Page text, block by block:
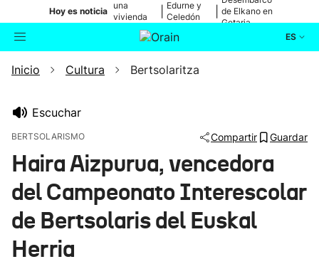
Hoy es noticia
una
vivienda
de Bilbao
Edurne y
Celedón
de Elkano en
Getaria
ES
Buscador Actualidad
Ikusmiran
Eguraldia
Inicio Cultura Bertsolaritza
Escuchar
BERTSOLARISMO Compartir Guardar
Haira Aizpurua, vencedora
del Campeonato Interescolar
de Bertsolaris del Euskal
Herria